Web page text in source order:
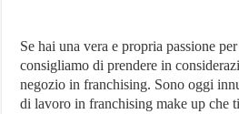
Se hai una vera e propria passione
consigliamo di prendere in
negozio in franchising. Sono oggi
di lavoro in franchising make up che